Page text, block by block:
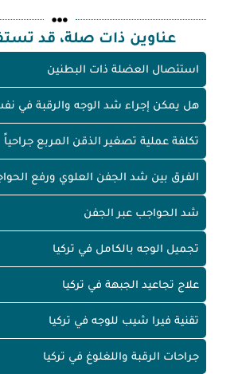
عناوين ذات صلة، قد
استئصال العضلة ذات البطنين
هل يمكن إجراء شد الوجه والرقبة في
تكلفة عملية تصغير الذقن المربع جراحياً
الفرق بين شد الجفن العلوي ورفع
شد الحواجب عبر الجفن
تجميل الوجه بالكامل في تركيا
علاج تجاعيد الجبهة في تركيا
تقنية فيرا شيب للوجه في تركيا
جراحات الرقبة واللغلوغ في تركيا